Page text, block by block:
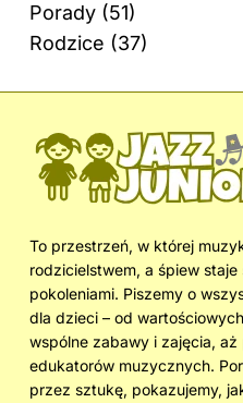
Porady (51)
Rodzice (37)
To przestrzeń, w której
rodzicielstwem, a śpiew
pokoleniami. Piszemy o
dla dzieci – od
wspólne zabawy i zajęcia,
edukatorów muzycznych.
przez sztukę, pokazujemy,